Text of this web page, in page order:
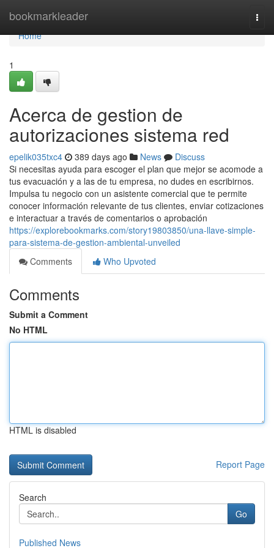
bookmarkleader
Home
Home
1
Acerca de gestion de
autorizaciones sistema red
epelik035txc4 389 days ago News
Discuss
Si necesitas ayuda para escoger el plan que mejor se acomode a
tus evacuación y a las de tu empresa, no dudes en escribirnos.
Impulsa tu negocio con un asistente comercial que te permite
conocer información relevante de tus clientes, enviar cotizaciones
e interactuar a través de comentarios o aprobación
https://explorebookmarks.com/story19803850/una-llave-simple-
para-sistema-de-gestion-ambiental-unveiled
Comments
Who Upvoted
Comments
Submit a Comment
No HTML
HTML is disabled
Report Page
Search
Go
Published News